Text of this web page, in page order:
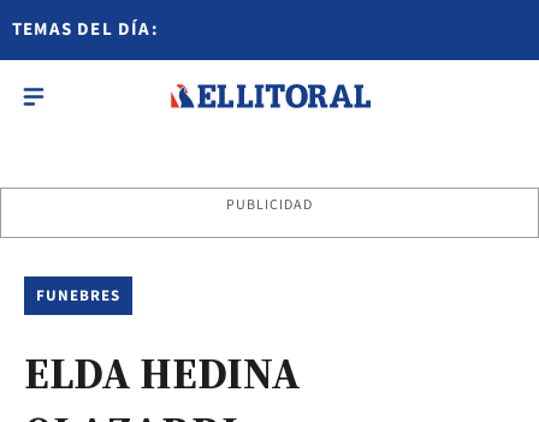
TEMAS DEL DÍA:
PUBLICIDAD
FUNEBRES
ELDA HEDINA